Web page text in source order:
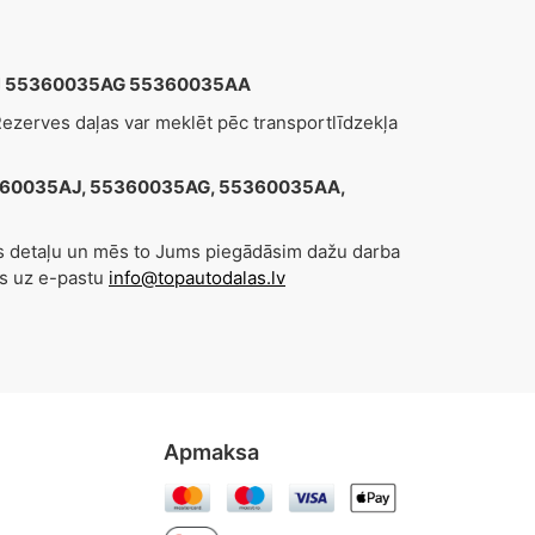
55360035AG 55360035AA
daļas var meklēt pēc transportlīdzekļa
55360035AG, 55360035AA,
un mēs to Jums piegādāsim dažu darba
uz e-pastu info@topautodalas.lv
Apmaksa